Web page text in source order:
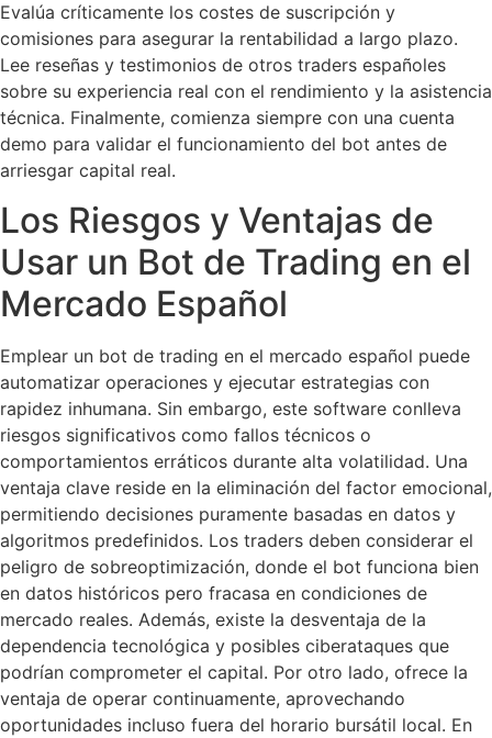
Evalúa críticamente los costes de suscripción y
comisiones para asegurar la rentabilidad a largo plazo.
Lee reseñas y testimonios de otros traders españoles
sobre su experiencia real con el rendimiento y la asistencia
técnica. Finalmente, comienza siempre con una cuenta
demo para validar el funcionamiento del bot antes de
arriesgar capital real.
Los Riesgos y Ventajas de
Usar un Bot de Trading en el
Mercado Español
Emplear un bot de trading en el mercado español puede
automatizar operaciones y ejecutar estrategias con
rapidez inhumana. Sin embargo, este software conlleva
riesgos significativos como fallos técnicos o
comportamientos erráticos durante alta volatilidad. Una
ventaja clave reside en la eliminación del factor emocional,
permitiendo decisiones puramente basadas en datos y
algoritmos predefinidos. Los traders deben considerar el
peligro de sobreoptimización, donde el bot funciona bien
en datos históricos pero fracasa en condiciones de
mercado reales. Además, existe la desventaja de la
dependencia tecnológica y posibles ciberataques que
podrían comprometer el capital. Por otro lado, ofrece la
ventaja de operar continuamente, aprovechando
oportunidades incluso fuera del horario bursátil local. En